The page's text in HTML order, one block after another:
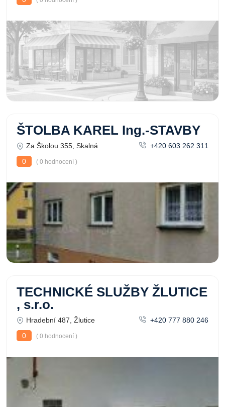
ŠTOLBA KAREL Ing.-STAVBY
Za Školou 355, Skalná
+420 603 262 311
0
( 0 hodnocení )
TECHNICKÉ SLUŽBY ŽLUTICE
, s.r.o.
Hradební 487, Žlutice
+420 777 880 246
0
( 0 hodnocení )